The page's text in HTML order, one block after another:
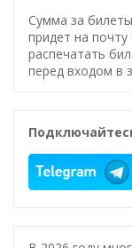
Сумма за
придет на
распечатать
перед входом в